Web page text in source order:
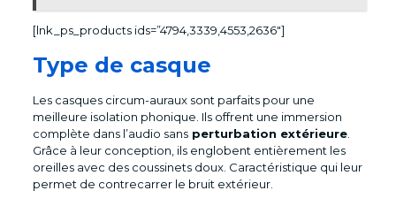
[lnk_ps_products ids=”4794,3339,4553,2636″]
Type de casque
Les casques circum-auraux sont parfaits pour une
meilleure isolation phonique. Ils offrent une immersion
complète dans l’audio sansperturbation extérieure.
Grâce à leur conception, ils englobent entièrement les
oreilles avec des coussinets doux. Caractéristique qui leur
permet de contrecarrer le bruit extérieur.